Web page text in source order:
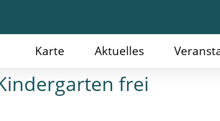
Karte Aktuelles
frei